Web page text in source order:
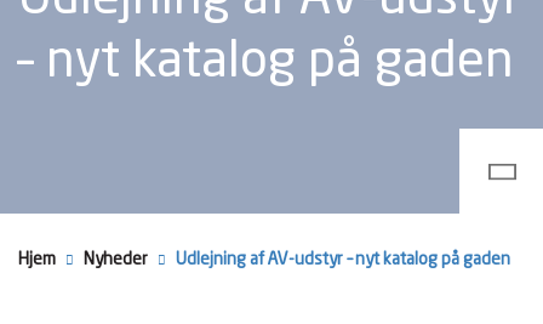
– nyt katalog på gaden
Hjem Nyheder Udlejning af AV-udstyr – nyt katalog på gaden